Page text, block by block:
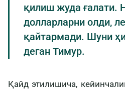
қилиш жуда ғалати.
долларларни олди,
қайтармади. Шуни
деган Тимур.
Қайд этилишича,